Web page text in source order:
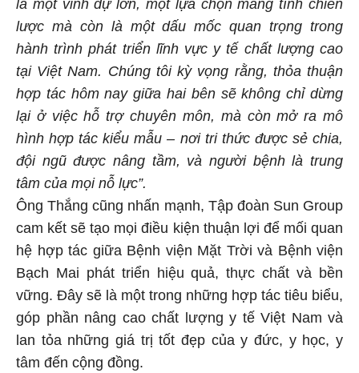
lược mà còn là một dấu mốc quan trọng trong
hành trình phát triển lĩnh vực y tế chất lượng cao
tại Việt Nam. Chúng tôi kỳ vọng rằng, thỏa thuận
hợp tác hôm nay giữa hai bên sẽ không chỉ dừng
lại ở việc hỗ trợ chuyên môn, mà còn mở ra mô
hình hợp tác kiểu mẫu – nơi tri thức được sẻ chia,
đội ngũ được nâng tầm, và người bệnh là trung
tâm của mọi nỗ lực”.
Ông Thắng cũng nhấn mạnh, Tập đoàn Sun Group
cam kết sẽ tạo mọi điều kiện thuận lợi để mối quan
hệ hợp tác giữa Bệnh viện Mặt Trời và Bệnh viện
Bạch Mai phát triển hiệu quả, thực chất và bền
vững. Đây sẽ là một trong những hợp tác tiêu biểu,
góp phần nâng cao chất lượng y tế Việt Nam và
lan tỏa những giá trị tốt đẹp của y đức, y học, y
tâm đến cộng đồng.